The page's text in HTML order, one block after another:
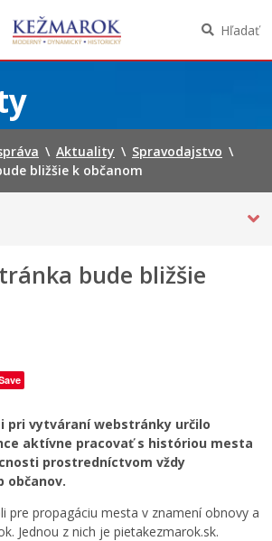
Hľadať
\ Aktuality \ Spravodajstvo \
bližšie k občanom
bude bližšie
pri vytváraní webstránky určilo
aktívne pracovať s históriou mesta
prostredníctvom vždy
občanov.
pre propagáciu mesta v znamení obnovy a
Jednou z nich je pietakezmarok.sk.